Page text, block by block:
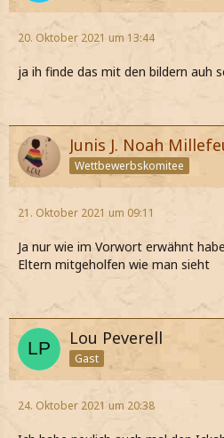
20. Oktober 2021 um 13:44
ja ih finde das mit den bildern auh
Junis J. Noah
Wettbewerbskomitee
21. Oktober 2021 um 09:11
Ja nur wie im Vorwort erwähnt
Eltern mitgeholfen wie man sieht
Lou Peverell
Gast
24. Oktober 2021 um 20:38